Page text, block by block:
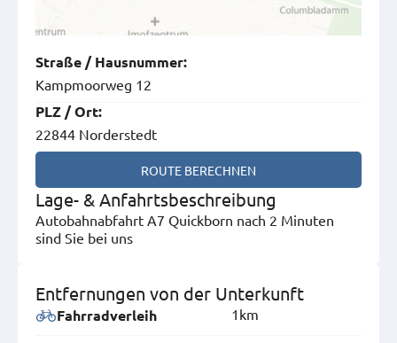
Straße / Hausnummer:
Kampmoorweg 12
PLZ /Ort:
22844 Norderstedt
ROUTE BERECHNEN
Lage- & Anfahrtsbeschreibung
Autobahnabfahrt A7 Quickborn nach 2 Minuten
sind Sie bei uns
Entfernungen von der Unterkunft
Fahrradverleih 1km